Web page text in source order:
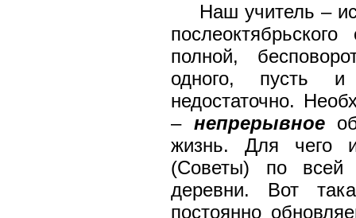
Наш учитель –
полной,
одного, пусть
недостаточно.
– непрерывное
жизнь. Для чего
(Советы) по всей
деревни. Вот
постоянно